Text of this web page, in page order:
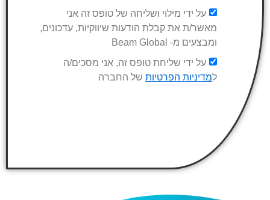
על ידי מילוי ושליחה של טופס זה אני
מאשר/ת את קבלת הודעות שיווקיות, עדכונים,
ומבצעים מ- Beam Global
על ידי שליחת טופס זה, אני מסכים/ה
למדיניות הפרטיותשל החברה